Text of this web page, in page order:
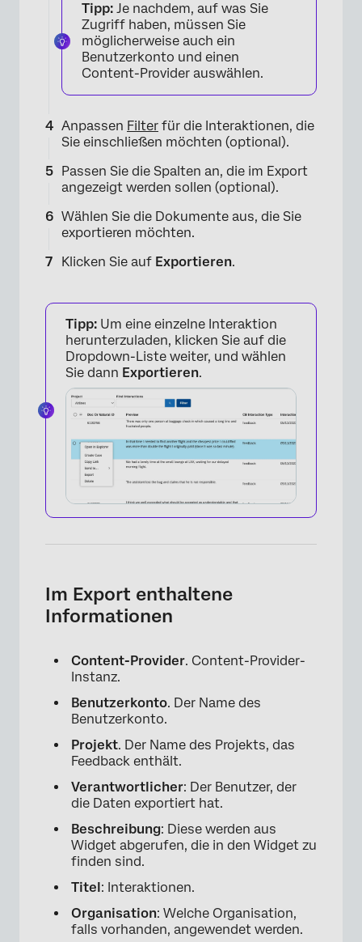
×
Tipp: Je nachdem, auf was Sie
Zugriff haben, müssen Sie
möglicherweise auch ein
Benutzerkonto und einen
Content-Provider auswählen.
Anpassen Filter für die Interaktionen, die
Sie einschließen möchten (optional).
Passen Sie die Spalten an, die im Export
angezeigt werden sollen (optional).
Wählen Sie die Dokumente aus, die Sie
exportieren möchten.
Klicken Sie auf Exportieren.
Tipp: Um eine einzelne Interaktion
herunterzuladen, klicken Sie auf die
Dropdown-Liste weiter, und wählen
Sie dann Exportieren.
×
Im Export enthaltene
Informationen
Content-Provider. Content-Provider-
Instanz.
Benutzerkonto. Der Name des
Benutzerkonto.
Projekt. Der Name des Projekts, das
Feedback enthält.
Verantwortlicher: Der Benutzer, der
die Daten exportiert hat.
Beschreibung: Diese werden aus
Widget abgerufen, die in den Widget zu
finden sind.
Titel: Interaktionen.
Organisation: Welche Organisation,
falls vorhanden, angewendet werden.